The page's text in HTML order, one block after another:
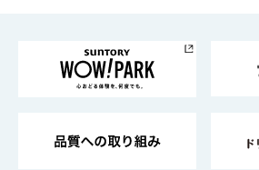
地域情報
サントリーサンバーズ大阪
サントリーが考えるサステナビ
企業概要